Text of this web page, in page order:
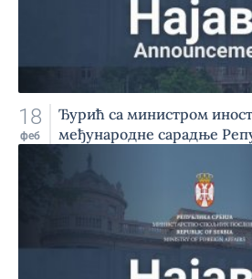
18
феб
Ђурић са министром
међународне сарадње